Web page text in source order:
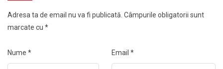
Adresa ta de email nu va fi publicată. Câmpurile obligatorii sunt
marcate cu *
Nume * Email *